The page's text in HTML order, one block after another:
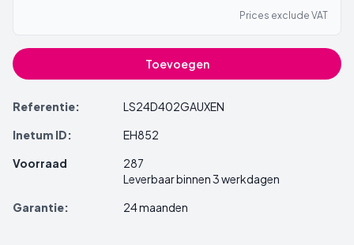
Prices exclude VAT
Toevoegen
Referentie:
LS24D402GAUXEN
Inetum ID:
EH852
Voorraad
287
Leverbaar binnen 3 werkdagen
Garantie:
24 maanden